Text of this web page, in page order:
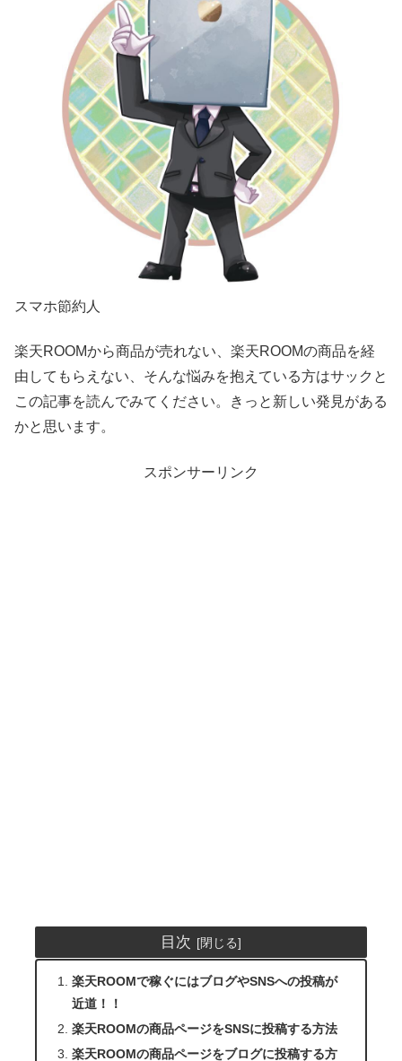
スマホ節約人
楽天ROOMから商品が売れない、楽天ROOMの商品を経
由してもらえない、そんな悩みを抱えている方はサックと
この記事を読んでみてください。きっと新しい発見がある
かと思います。
スポンサーリンク
目次
楽天ROOMで稼ぐにはブログやSNSへの投稿が
近道！！
楽天ROOMの商品ページをSNSに投稿する方法
楽天ROOMの商品ページをブログに投稿する方